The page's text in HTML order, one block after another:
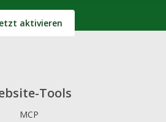
aktivieren
Tools
MCP